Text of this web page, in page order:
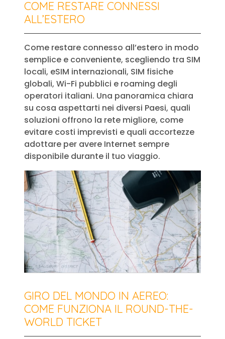
COME RESTARE CONNESSI
ALL’ESTERO
Come restare connesso all’estero in modo
semplice e conveniente, scegliendo tra SIM
locali, eSIM internazionali, SIM fisiche
globali, Wi-Fi pubblici e roaming degli
operatori italiani. Una panoramica chiara
su cosa aspettarti nei diversi Paesi, quali
soluzioni offrono la rete migliore, come
evitare costi imprevisti e quali accortezze
adottare per avere Internet sempre
disponibile durante il tuo viaggio.
GIRO DEL MONDO IN AEREO:
COME FUNZIONA IL ROUND-THE-
WORLD TICKET